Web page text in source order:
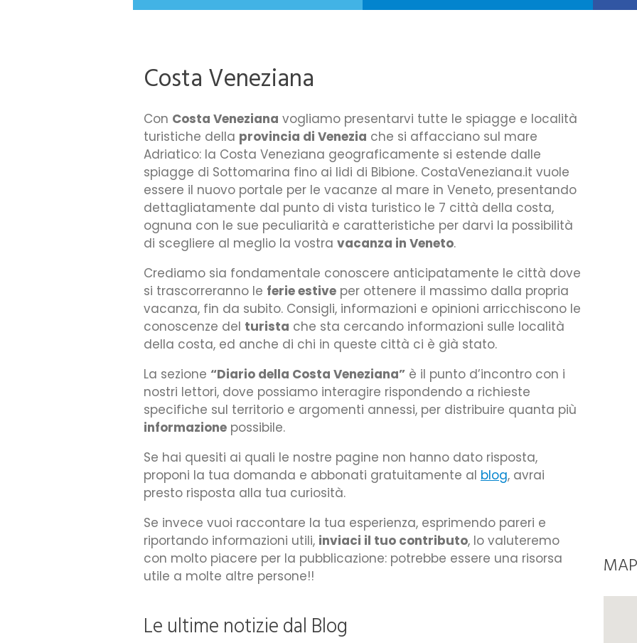
Costa Veneziana
Con Costa Veneziana vogliamo presentarvi tutte le spiagge e località
turistiche della provincia di Venezia che si affacciano sul mare
Adriatico: la Costa Veneziana geograficamente si estende dalle
spiagge di Sottomarina fino ai lidi di Bibione. CostaVeneziana.it vuole
essere il nuovo portale per le vacanze al mare in Veneto, presentando
dettagliatamente dal punto di vista turistico le 7 città della costa,
ognuna con le sue peculiarità e caratteristiche per darvi la possibilità
di scegliere al meglio la vostra vacanza in Veneto.
Crediamo sia fondamentale conoscere anticipatamente le città dove
si trascorreranno le ferie estive per ottenere il massimo dalla propria
vacanza, fin da subito. Consigli, informazioni e opinioni arricchiscono le
conoscenze del turista che sta cercando informazioni sulle località
della costa, ed anche di chi in queste città ci è già stato.
La sezione “Diario della Costa Veneziana” è il punto d’incontro con i
nostri lettori, dove possiamo interagire rispondendo a richieste
specifiche sul territorio e argomenti annessi, per distribuire quanta più
informazione possibile.
Se hai quesiti ai quali le nostre pagine non hanno dato risposta,
proponi la tua domanda e abbonati gratuitamente al blog, avrai
presto risposta alla tua curiosità.
Se invece vuoi raccontare la tua esperienza, esprimendo pareri e
riportando informazioni utili, inviaci il tuo contributo, lo valuteremo
con molto piacere per la pubblicazione: potrebbe essere una risorsa
utile a molte altre persone!!
Le ultime notizie dal Blog